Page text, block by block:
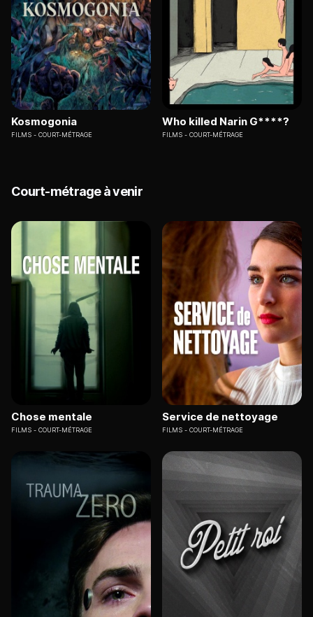
Kosmogonia
FILMS COURT-MÉTRAGE
Who killed Narin G****?
FILMS COURT-MÉTRAGE
Court-métrage à venir
Chose mentale
FILMS COURT-MÉTRAGE
Service de nettoyage
FILMS COURT-MÉTRAGE